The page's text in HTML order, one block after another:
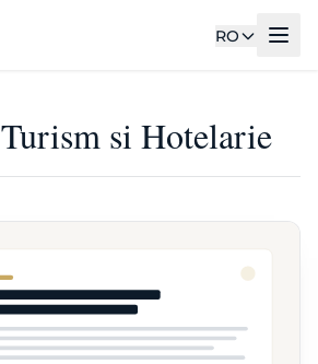
RO
Turism si Hotelarie